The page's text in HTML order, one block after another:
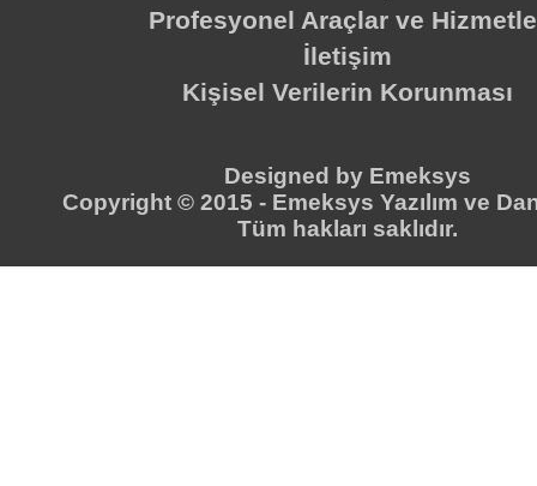
Profesyonel Araçlar ve
İletişim
Kişisel Verilerin Korunması
Designed by Emeksys
Copyright © 2015 - Emeksys Yazılım ve
Tüm hakları saklıdır.